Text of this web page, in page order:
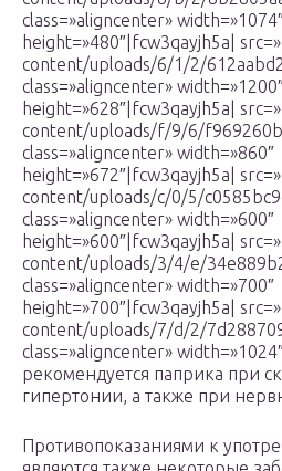
class=»aligncenter»
height=»480″|fcw3qayjh5a|
content/uploads/6/1/2/
class=»aligncenter»
height=»628″|fcw3qayjh5a|
content/uploads/f/9/6/
class=»aligncenter» width=»860″
height=»672″|fcw3qayjh5a|
content/uploads/c/0/5/
class=»aligncenter» width=»600″
height=»600″|fcw3qayjh5a|
content/uploads/3/4/e/
class=»aligncenter» width=»700″
height=»700″|fcw3qayjh5a|
content/uploads/7/d/2/
class=»aligncenter»
рекомендуется паприка при
гипертонии, а также при
Противопоказаниями к